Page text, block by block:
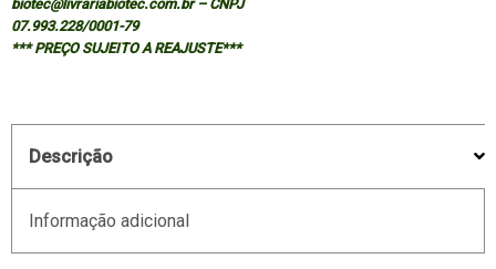
biotec@livrariabiotec.com.br – CNPJ
07.993.228/0001-79
*** PREÇO SUJEITO A REAJUSTE***
Descrição
Informação adicional